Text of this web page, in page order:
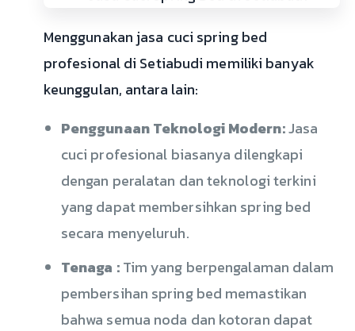
Menggunakan jasa cuci spring bed
profesional di Setiabudi memiliki banyak
keunggulan, antara lain:
Penggunaan Teknologi Modern:Jasa
cuci profesional biasanya dilengkapi
dengan peralatan dan teknologi terkini
yang dapat membersihkan spring bed
secara menyeluruh.
Tenaga :Tim yang berpengalaman dalam
pembersihan spring bed memastikan
bahwa semua noda dan kotoran dapat